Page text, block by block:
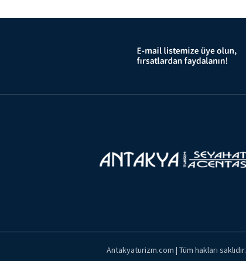
Antakyaturizm.com | Tüm hakları saklıdır.